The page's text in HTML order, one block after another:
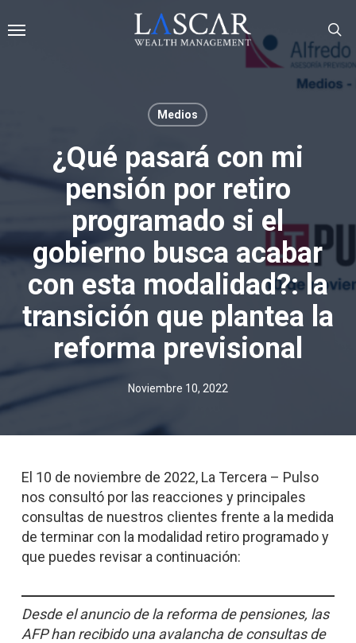
main
Medios
¿Qué pasará con mi
pensión por retiro
programado si el
gobierno busca acabar
con esta modalidad?: la
transición que plantea la
reforma previsional
Noviembre 10, 2022
El 10 de noviembre de 2022, La Tercera – Pulso
nos consultó por las reacciones y principales
consultas de nuestros clientes frente a la medida
de terminar con la modalidad retiro programado y
que puedes revisar a continuación:
Desde el anuncio de la reforma de pensiones, las
AFP han recibido una avalancha de consultas de